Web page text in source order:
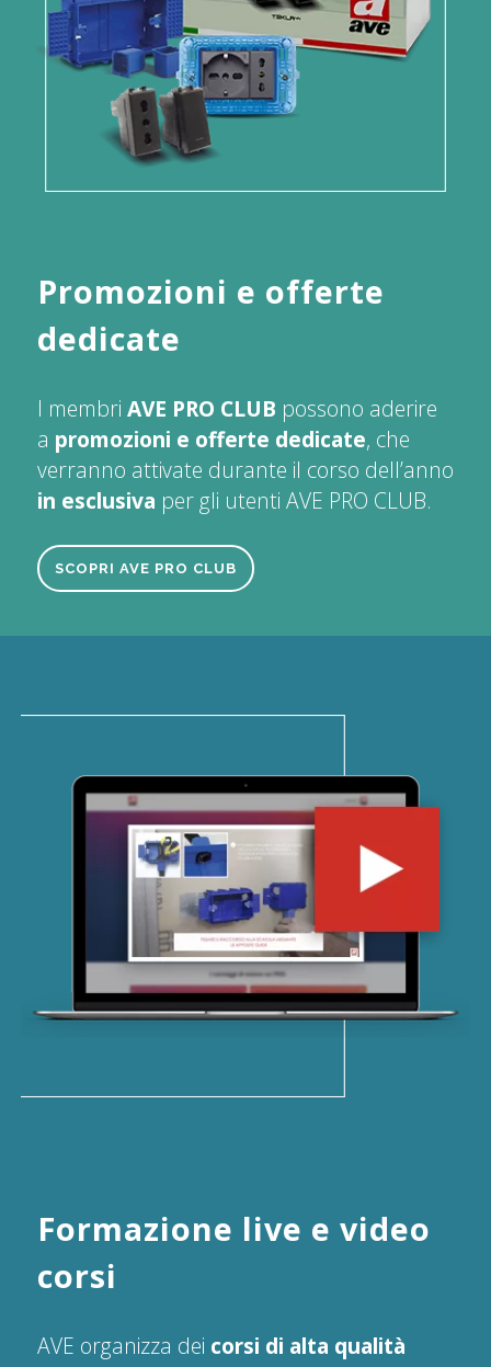
Promozioni e offerte
dedicate
I membri AVE PRO CLUB possono aderire
a promozioni e offerte dedicate, che
verranno attivate durante il corso dell’anno
in esclusiva per gli utenti AVE PRO CLUB.
SCOPRI AVE PRO CLUB
Formazione live e video
corsi
AVE organizza dei corsi di alta qualità